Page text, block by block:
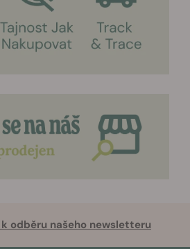
odběru našeho newsletteru